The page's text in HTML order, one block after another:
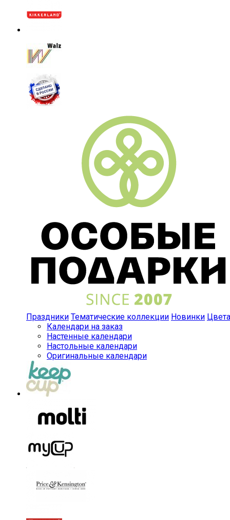
Праздники Тематические коллекции Новинки Цвета
Календари на заказ
Настенные календари
Настольные календари
Оригинальные календари